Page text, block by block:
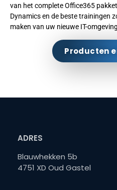
van het complete Office365
Dynamics en de beste trainingen
maken van uw nieuwe IT-
Producten
ADRES
Blauwhekken 5b
4751 XD Oud Gastel